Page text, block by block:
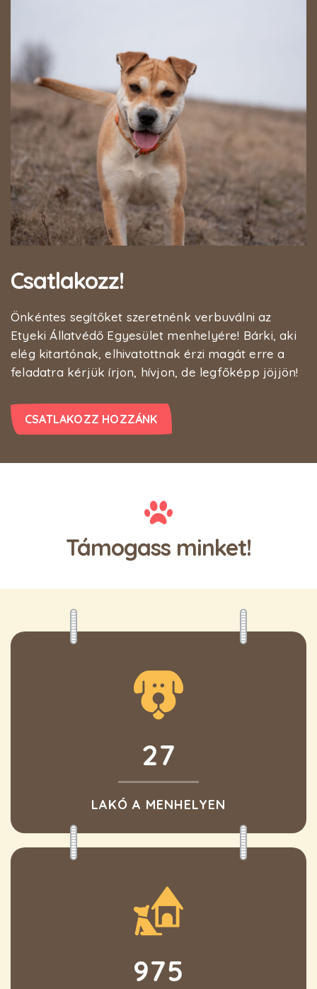
Csatlakozz!
Önkéntes segítőket szeretnénk verbuválni az
Etyeki Állatvédő Egyesület menhelyére! Bárki, aki
elég kitartónak, elhivatottnak érzi magát erre a
feladatra kérjük írjon, hívjon, de legfőképp jöjjön!
CSATLAKOZZ HOZZÁNK
Támogass minket!
27
LAKÓ A MENHELYEN
975